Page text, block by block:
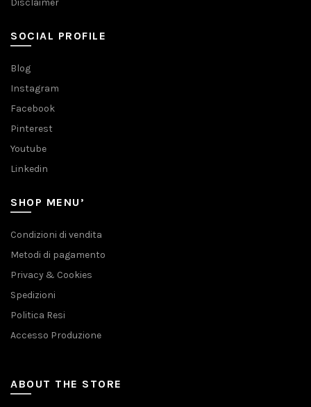
SOCIAL PROFILE
Blog
Instagram
Facebook
Pinterest
Youtube
Linkedin
SHOP MENU’
Condizioni di vendita
Metodi di pagamento
Privacy & Cookies
Spedizioni
Politica Resi
Accesso Produzione
ABOUT THE STORE